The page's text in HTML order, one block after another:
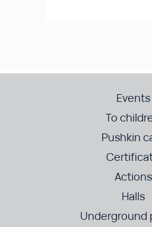
Events
To
Pushkin
Actions
Halls
Underground